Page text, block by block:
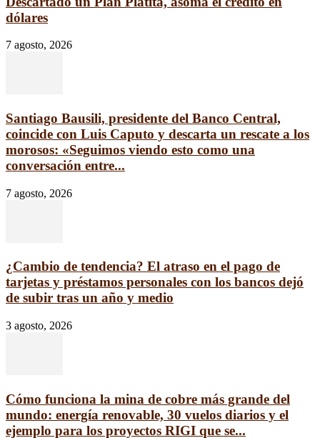
dólares
7 agosto, 2026
Santiago Bausili, presidente del Banco Central,
coincide con Luis Caputo y descarta un rescate a los
morosos: «Seguimos viendo esto como una
conversación entre...
7 agosto, 2026
¿Cambio de tendencia? El atraso en el pago de
tarjetas y préstamos personales con los bancos dejó
de subir tras un año y medio
3 agosto, 2026
Cómo funciona la mina de cobre más grande del
mundo: energía renovable, 30 vuelos diarios y el
ejemplo para los proyectos RIGI que se...